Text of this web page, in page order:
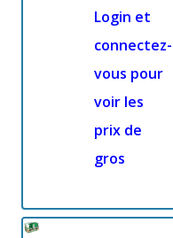
Login et
connectez-
vous pour
voir les
prix de
gros